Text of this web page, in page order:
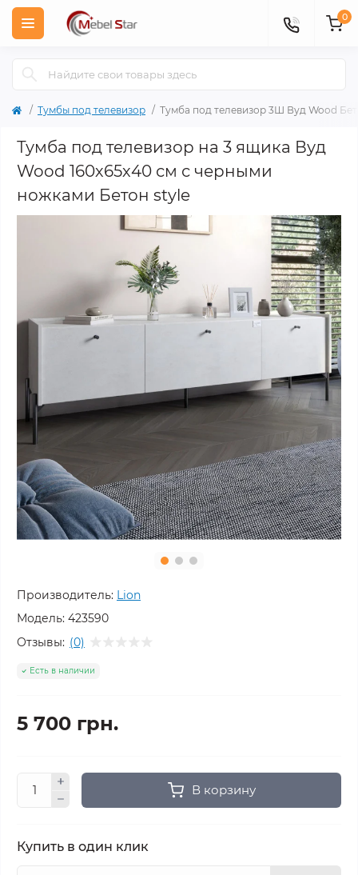
0
Тумбы под телевизор Тумба под телевизор 3Ш Вуд Wood
Тумба под телевизор на 3 ящика Вуд
Wood 160х65х40 см с черными
ножками Бетон style
Производитель: Lion
Модель: 423590
Отзывы: (0)
Есть в наличии
5 700 грн.
В корзину
Купить в один клик